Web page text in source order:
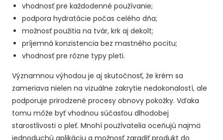
vhodnosť pre každodenné používanie;
podpora hydratácie počas celého dňa;
možnosť použitia na tvár, krk aj dekolt;
príjemná konzistencia bez mastného pocitu;
vhodnosť pre rôzne typy pleti.
Významnou výhodou je aj skutočnosť, že krém sa
zameriava nielen na vizuálne zakrytie nedokonalostí, ale
podporuje prirodzené procesy obnovy pokožky. Vďaka
tomu môže byť vhodnou súčasťou dlhodobej
starostlivosti o pleť. Mnohí používatelia oceňujú najmä
jednoduchú aplikáciu a možnosť zaradiť produkt do